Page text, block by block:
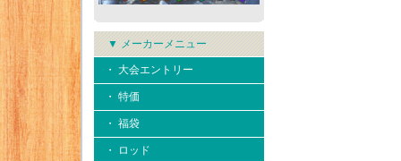
▼ メーカーメニュー
・ 大会エントリー
・ 特価
・ 福袋
・ ロッド